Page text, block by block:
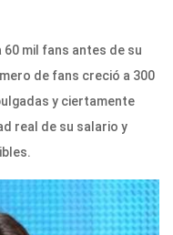
60 mil fans antes de su
de fans creció a 300
y ciertamente
real de su salario y